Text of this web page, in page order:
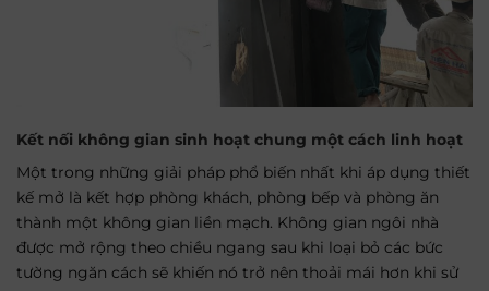
Kết nối không gian sinh hoạt chung một cách linh hoạt
Một trong những giải pháp phổ biến nhất khi áp dụng thiết
kế mở là kết hợp phòng khách, phòng bếp và phòng ăn
thành một không gian liền mạch. Không gian ngôi nhà
được mở rộng theo chiều ngang sau khi loại bỏ các bức
tường ngăn cách sẽ khiến nó trở nên thoải mái hơn khi sử